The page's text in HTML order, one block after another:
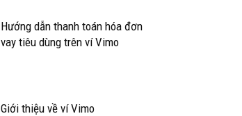
Hướng dẫn thanh toán hóa đơn
vay tiêu dùng trên ví Vimo
Giới thiệu về ví Vimo